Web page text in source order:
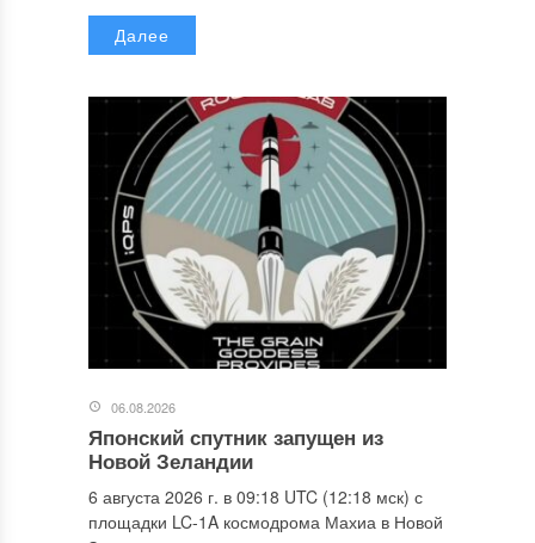
Далее
06.08.2026
Японский спутник запущен из
Новой Зеландии
6 августа 2026 г. в 09:18 UTC (12:18 мск) с
площадки LC-1A космодрома Махиа в Новой